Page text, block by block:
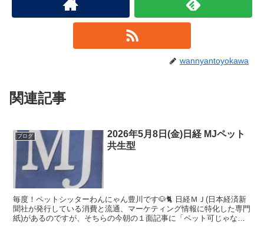
wannyantoyokawa
関連記事
ブログ
2026年5月8日(金)日経 MJペット
共生型
毎度！ペットシッターわんにゃん豊川です🐶🐈 日経ＭＪ(日本経済新
聞社が発行している消費と流通、マーケティング情報に特化した専門
紙)があるのですが、そちらの今朝の１面記事に「ペット可じゃない